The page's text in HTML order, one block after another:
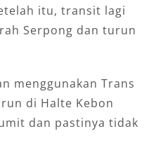
itu, transit lagi
Serpong dan turun
menggunakan Trans
di Halte Kebon
dan pastinya tidak